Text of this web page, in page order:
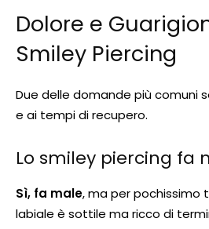
Dolore e
Smiley Piercing
Due delle domande più comuni
e ai tempi di recupero.
Lo smiley piercing fa
Sì, fa male, ma per pochissimo
labiale è sottile ma ricco di